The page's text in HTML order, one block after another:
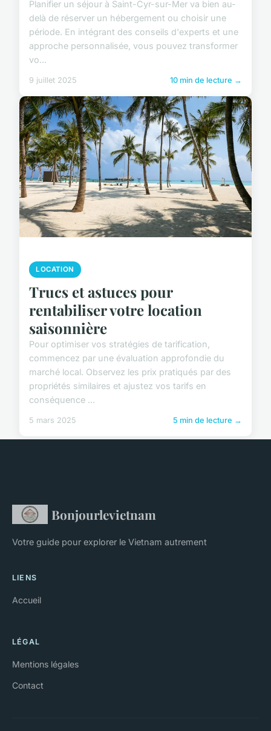
Planifier un séjour à Saint-Cyr-sur-Mer va bien au-
delà de réserver un hébergement ou choisir une
période. En intégrant des conseils d'experts et une
approche personnalisée, vous pouvez transformer
vo...
9 juillet 2025 10 min de lecture →
LOCATION
Trucs et astuces pour
rentabiliser votre location
saisonnière
Pour optimiser vos stratégies de tarification,
commencez par une évaluation approfondie du
marché local. Observez les prix pratiqués par des
propriétés similaires et ajustez vos tarifs en
conséquence ...
5 mars 2025 5 min de lecture →
Bonjourlevietnam
Votre guide pour explorer le Vietnam autrement
LIENS
Accueil
LÉGAL
Mentions légales
Contact